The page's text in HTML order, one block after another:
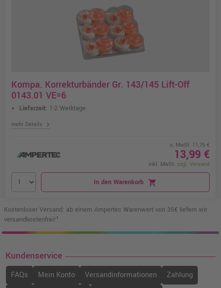
Kompa. Korrekturbänder Gr. 143/145 Lift-Off
0143.01 VE=6
Lieferzeit: 1-2 Werktage
mehr Details chevron_right
o. MwSt. 11,76 €
13,99 €
inkl. MwSt. zzgl. Versand
In den Warenkorb shopping_cart
Kostenloser Versand: ab einem Ampertec Warenwert von 35€ liefern wir
versandkostenfrei!¹
Kundenservice
FAQs Mein Konto Versandinformationen
Zahlung